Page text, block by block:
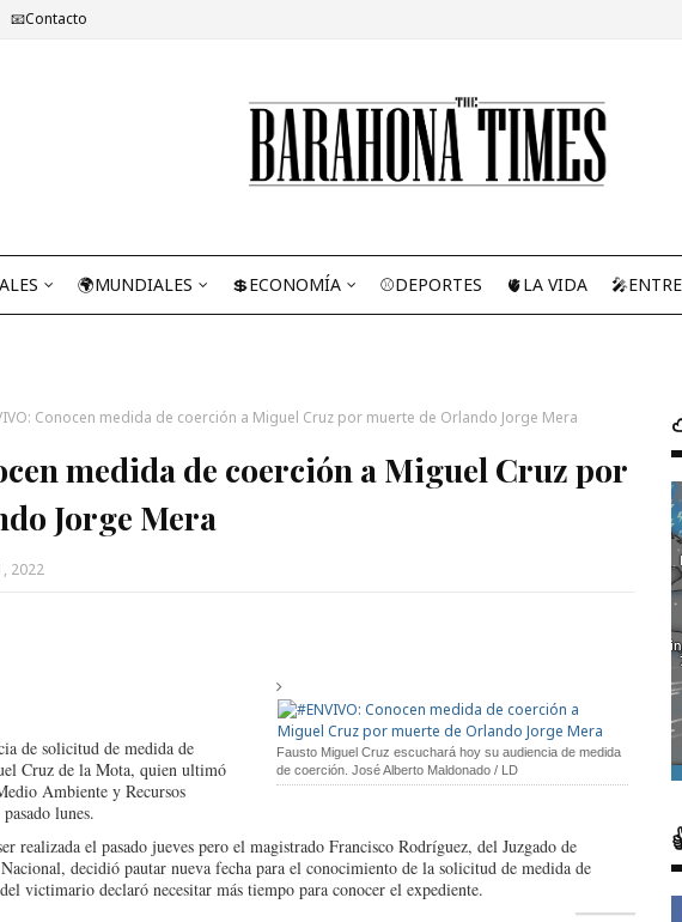
📧Contacto
🌍MUNDIALES 💲ECONOMÍA ⚾DEPORTES 🫀LA VIDA
Conocen medida de coerción a Miguel Cruz por muerte de Orlando Jorge Mera
medida de coerción a Miguel Cruz por
Jorge Mera
2022
Fausto Miguel Cruz escuchará hoy su audiencia de medida
de coerción. José Alberto Maldonado / LD
de solicitud de medida de
Cruz de la Mota, quien ultimó
Ambiente y Recursos
lunes.
realizada el pasado jueves pero el magistrado Francisco Rodríguez, del Juzgado de
decidió pautar nueva fecha para el conocimiento de la solicitud de medida de
victimario declaró necesitar más tiempo para conocer el expediente.